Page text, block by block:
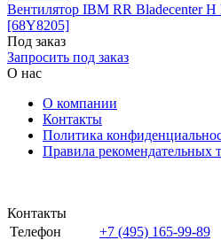
Вентилятор IBM RR Bladecenter H
[68Y8205]
Под заказ
Запросить под заказ
О нас
О компании
Контакты
Политика
Правила рекомендательных
Контакты
Телефон
+7 (495) 165-99-89